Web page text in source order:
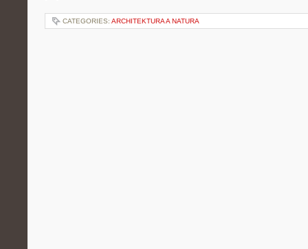
CATEGORIES: ARCHITEKTURA A NATURA